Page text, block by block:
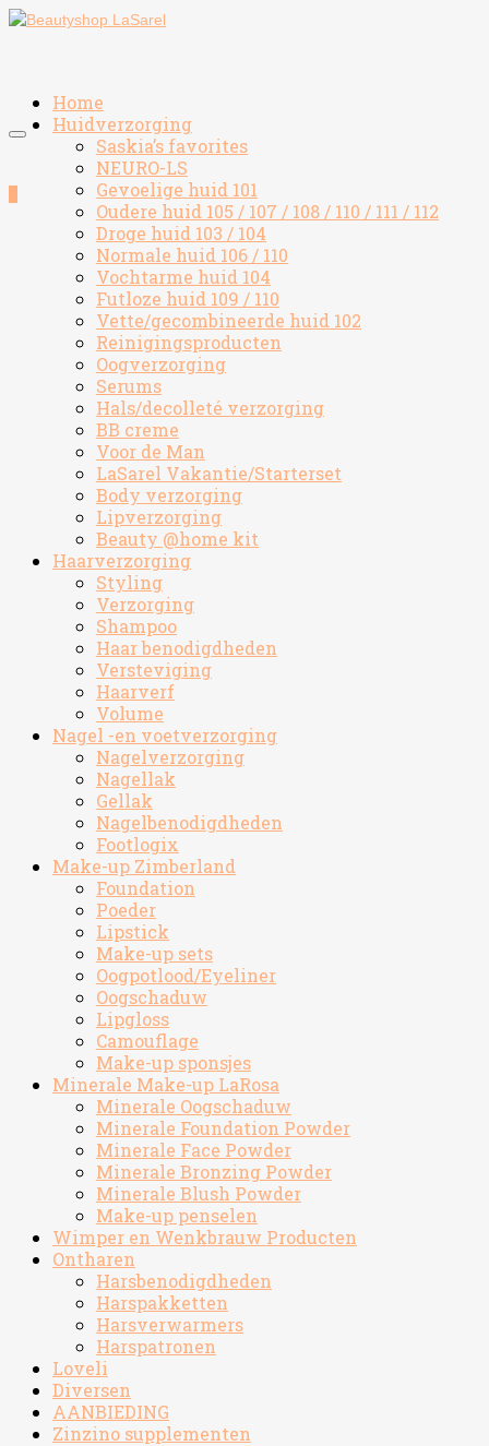
Home
Huidverzorging
Saskia’s favorites
NEURO-LS
Gevoelige huid 101
Oudere huid 105 / 107 / 108 / 110 / 111 / 112
Droge huid 103 / 104
Normale huid 106 / 110
Vochtarme huid 104
Futloze huid 109 / 110
Vette/gecombineerde huid 102
Reinigingsproducten
Oogverzorging
Serums
Hals/decolleté verzorging
BB creme
Voor de Man
LaSarel Vakantie/Starterset
Body verzorging
Lipverzorging
Beauty @home kit
Haarverzorging
Styling
Verzorging
Shampoo
Haar benodigdheden
Versteviging
Haarverf
Volume
Nagel -en voetverzorging
Nagelverzorging
Nagellak
Gellak
Nagelbenodigdheden
Footlogix
Make-up Zimberland
Foundation
Poeder
Lipstick
Make-up sets
Oogpotlood/Eyeliner
Oogschaduw
Lipgloss
Camouflage
Make-up sponsjes
Minerale Make-up LaRosa
Minerale Oogschaduw
Minerale Foundation Powder
Minerale Face Powder
Minerale Bronzing Powder
Minerale Blush Powder
Make-up penselen
Wimper en Wenkbrauw Producten
Ontharen
Harsbenodigdheden
Harspakketten
Harsverwarmers
Harspatronen
Loveli
Diversen
AANBIEDING
Zinzino supplementen